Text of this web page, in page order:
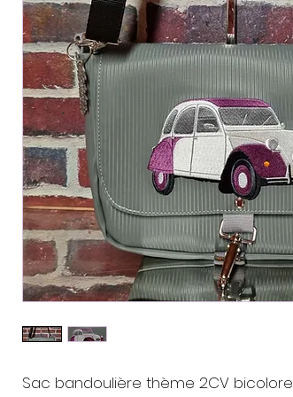
Sac bandoulière thème 2CV bicolore